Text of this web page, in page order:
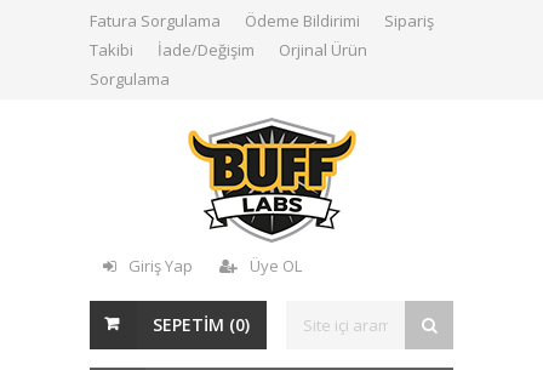
Fatura Sorgulama Ödeme Bildirimi
Sipariş
Takibi
İade/Değişim
Orjinal Ürün
Sorgulama
Giriş Yap Üye OL
SEPETİM (0)